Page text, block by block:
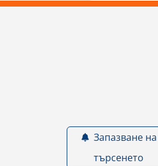
Запазване на
търсенето